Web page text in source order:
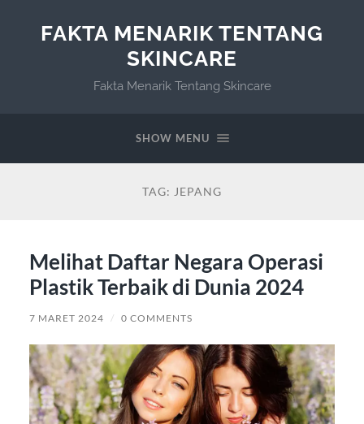
FAKTA MENARIK TENTANG
SKINCARE
Fakta Menarik Tentang Skincare
SHOW MENU
TAG: JEPANG
Melihat Daftar Negara Operasi
Plastik Terbaik di Dunia 2024
7 MARET 2024 / 0 COMMENTS